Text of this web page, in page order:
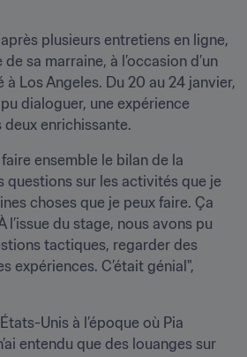
plusieurs entretiens en ligne,
sa marraine, à l’occasion d’un
Los Angeles. Du 20 au 24 janvier,
dialoguer, une expérience
deux enrichissante.
ensemble le bilan de la
questions sur les activités que je
choses que je peux faire. Ça
l’issue du stage, nous avons pu
tactiques, regarder des
expériences. C’était génial",
Unis à l’époque où Pia
entendu que des louanges sur